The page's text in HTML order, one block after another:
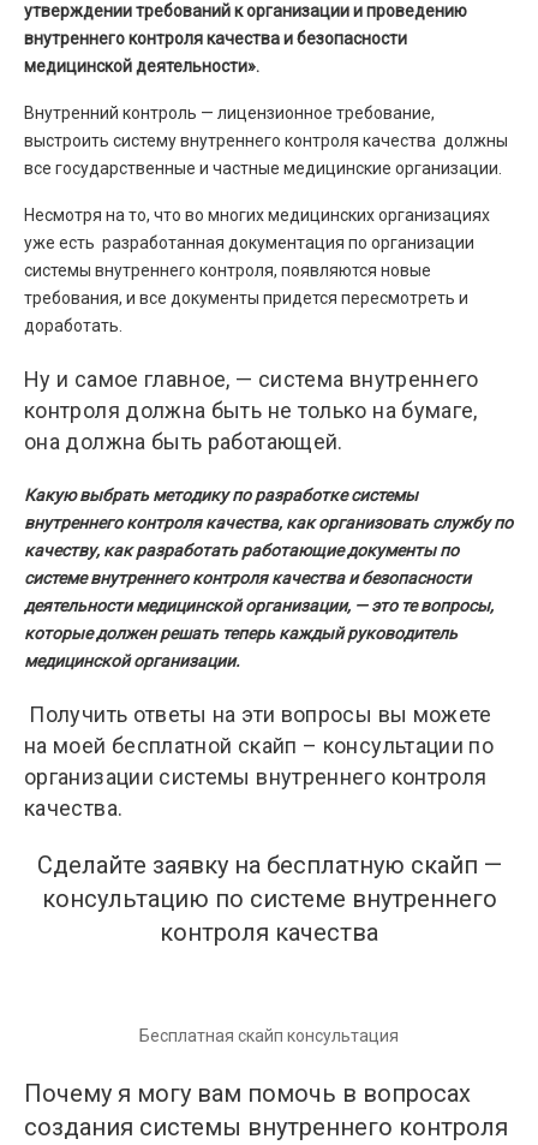
утверждении требований к организации и проведению
внутреннего контроля качества и безопасности
медицинской деятельности».
Внутренний контроль — лицензионное требование,
выстроить систему внутреннего контроля качества должны
все государственные и частные медицинские организации.
Несмотря на то, что во многих медицинских организациях
уже есть разработанная документация по организации
системы внутреннего контроля, появляются новые
требования, и все документы придется пересмотреть и
доработать.
Ну и самое главное, — система внутреннего
контроля должна быть не только на бумаге,
она должна быть работающей.
Какую выбрать методику по разработке системы
внутреннего контроля качества, как организовать службу по
качеству, как разработать работающие документы по
системе внутреннего контроля качества и безопасности
деятельности медицинской организации, — это те вопросы,
которые должен решать теперь каждый руководитель
медицинской организации.
Получить ответы на эти вопросы вы можете
на моей бесплатной скайп – консультации по
организации системы внутреннего контроля
качества.
Сделайте заявку на бесплатную скайп —
консультацию по системе внутреннего
контроля качества
Бесплатная скайп консультация
Почему я могу вам помочь в вопросах
создания системы внутреннего контроля